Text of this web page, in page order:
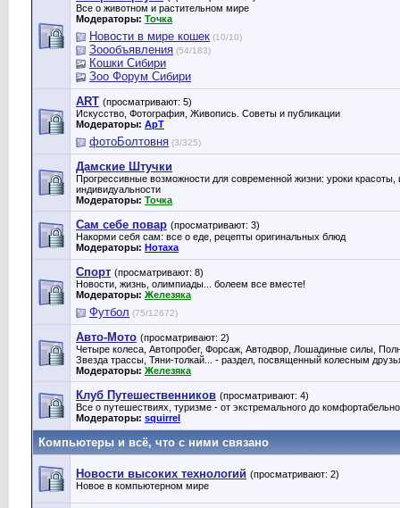
Все о животном и растительном мире
Модераторы: Точка
Новости в мире кошек (10/10)
Зоообъявления (54/183)
Кошки Сибири
Зоо Форум Сибири
ART (просматривают: 5)
Искусство, Фотография, Живопись. Советы и публикации
Модераторы: ApT
фотоБолтовня (3/325)
Дамские Штучки
Прогрессивные возможности для современной жизни: уроки красоты,
индивидуальности
Модераторы: Точка
Сам себе повар (просматривают: 3)
Накорми себя сам: все о еде, рецепты оригинальных блюд
Модераторы: Нотаха
Спорт (просматривают: 8)
Новости, жизнь, олимпиады... болеем все вместе!
Модераторы: Железяка
Футбол (75/12672)
Авто-Мото (просматривают: 2)
Четыре колеса, Автопробег, Форсаж, Автодвор, Лошадиные силы,
Звезда трассы, Тяни-толкай... - раздел, посвященный колесным
Модераторы: Железяка
Клуб Путешественников (просматривают: 4)
Все о путешествиях, туризме - от экстремального до
Модераторы: squirrel
Компьютеры и всё, что с ними связано
Новости высоких технологий (просматривают: 2)
Новое в компьютерном мире